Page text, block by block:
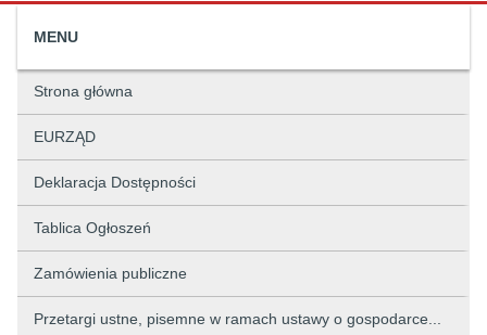
MENU
Strona główna
EURZĄD
Deklaracja Dostępności
Tablica Ogłoszeń
Zamówienia publiczne
Przetargi ustne, pisemne w ramach ustawy o gospodarce...